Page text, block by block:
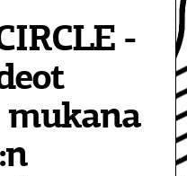
-
mukana